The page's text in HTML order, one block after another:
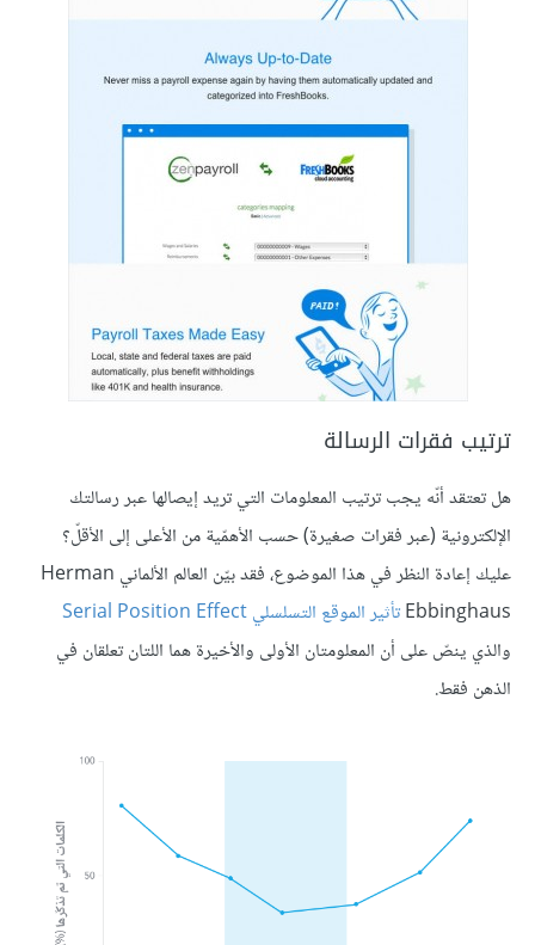
ترتيب فقرات الرسالة
هل تعتقد أنّه يجب ترتيب المعلومات التي تريد إيصالها عبر رسالتك
الإلكترونية (عبر فقرات صغيرة) حسب الأهمّية من الأعلى إلى الأقلّ؟
عليك إعادة النظر في هذا الموضوع، فقد بيّن العالم الألماني Herman
Ebbinghausتأثير الموقع التسلسليSerial Position Effect
والذي ينصّ على أن المعلومتان الأولى والأخيرة هما اللتان تعلقان في
الذهن فقط.